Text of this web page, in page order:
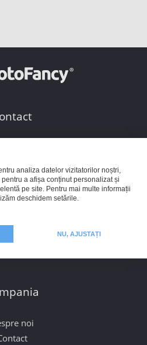
Garbsen
noi
analiza datelor vizitatorilor noștri,
a afișa conținut personalizat și
pe site. Pentru mai multe informații
deschidem setările.
NU, AJUSTAȚI